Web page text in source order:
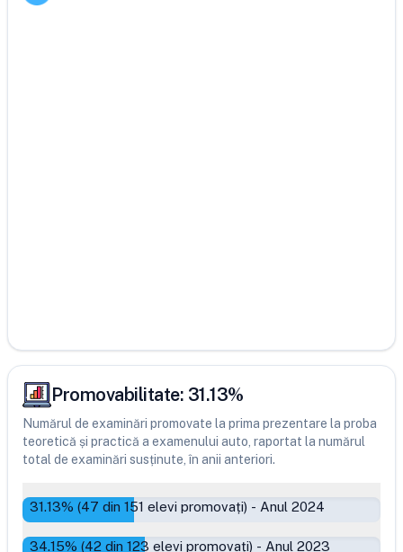
Promovabilitate: 31.13%
Numărul de examinări promovate la prima prezentare la proba
teoretică și practică a examenului auto, raportat la numărul
total de examinări susținute, în anii anteriori.
31.13% (47 din 151 elevi promovați) - Anul 2024
34.15% (42 din 123 elevi promovați) - Anul 2023